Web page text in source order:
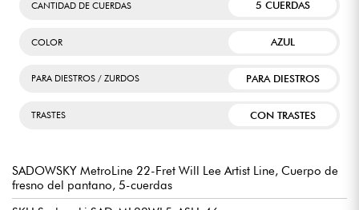
CANTIDAD DE CUERDAS 5 CUERDAS
COLOR AZUL
PARA DIESTROS / ZURDOS PARA DIESTROS
TRASTES CON TRASTES
SADOWSKY MetroLine 22-Fret Will Lee Artist Line, Cuerpo de
fresno del pantano, 5-cuerdas